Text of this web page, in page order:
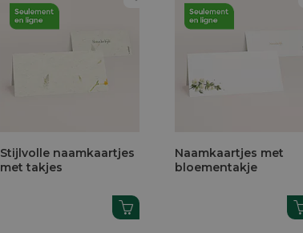
Stijlvolle naamkaartjes
met takjes
Naamkaartjes met
bloementakje